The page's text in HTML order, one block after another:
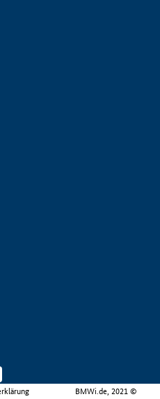
BMWi.de, 2021 ©